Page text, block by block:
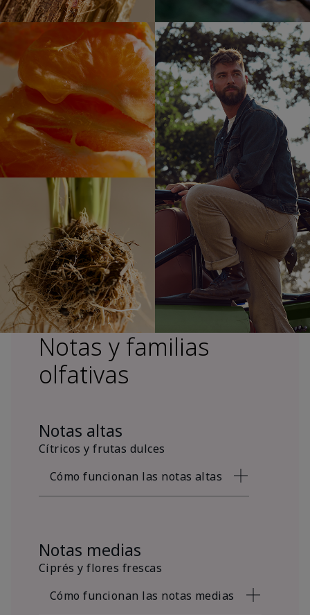
Notas y familias
olfativas
Notas altas
Cítricos y frutas dulces
Cómo funcionan las notas altas
Notas medias
Ciprés y flores frescas
Cómo funcionan las notas medias